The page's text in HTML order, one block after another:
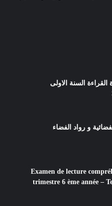
السنة الاولى
و رواد الفضاء
Examen de lecture
trimestre 6 ème année –